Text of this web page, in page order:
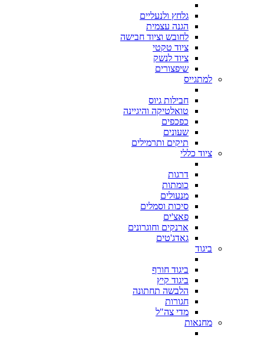
גלחץ ולנעליים
הגנה עצמית
לחובש וציוד חבישה
ציוד טקטי
ציוד לנשק
שיפצורים
למתגייס
חבילות גיוס
טואלטיקה והיגיינה
כפכפים
שעונים
תיקים ותרמילים
ציוד כללי
דרגות
כומתות
מנעולים
סיכות וסמלים
פאצ'ים
ארנקים וחוגרונים
גאדג'טים
ביגוד
ביגוד חורף
ביגוד קיץ
הלבשה תחתונה
חגורות
מדי צה"ל
מחנאות